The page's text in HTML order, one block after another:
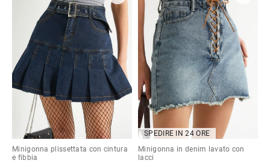
Minigonna plissettata con cintura
e fibbia
SPEDIRE IN 24 ORE
Minigonna in denim lavato con
lacci